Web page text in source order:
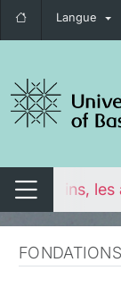
Langue
de
Changer de
humains,